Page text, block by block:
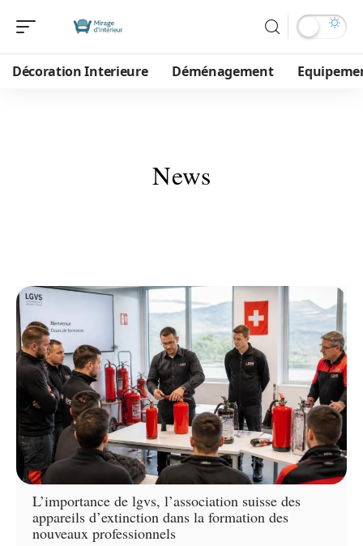
Décoration Interieure Déménagement
News
L’importance de lgvs, l’association suisse des
appareils d’extinction dans la formation des
nouveaux professionnels